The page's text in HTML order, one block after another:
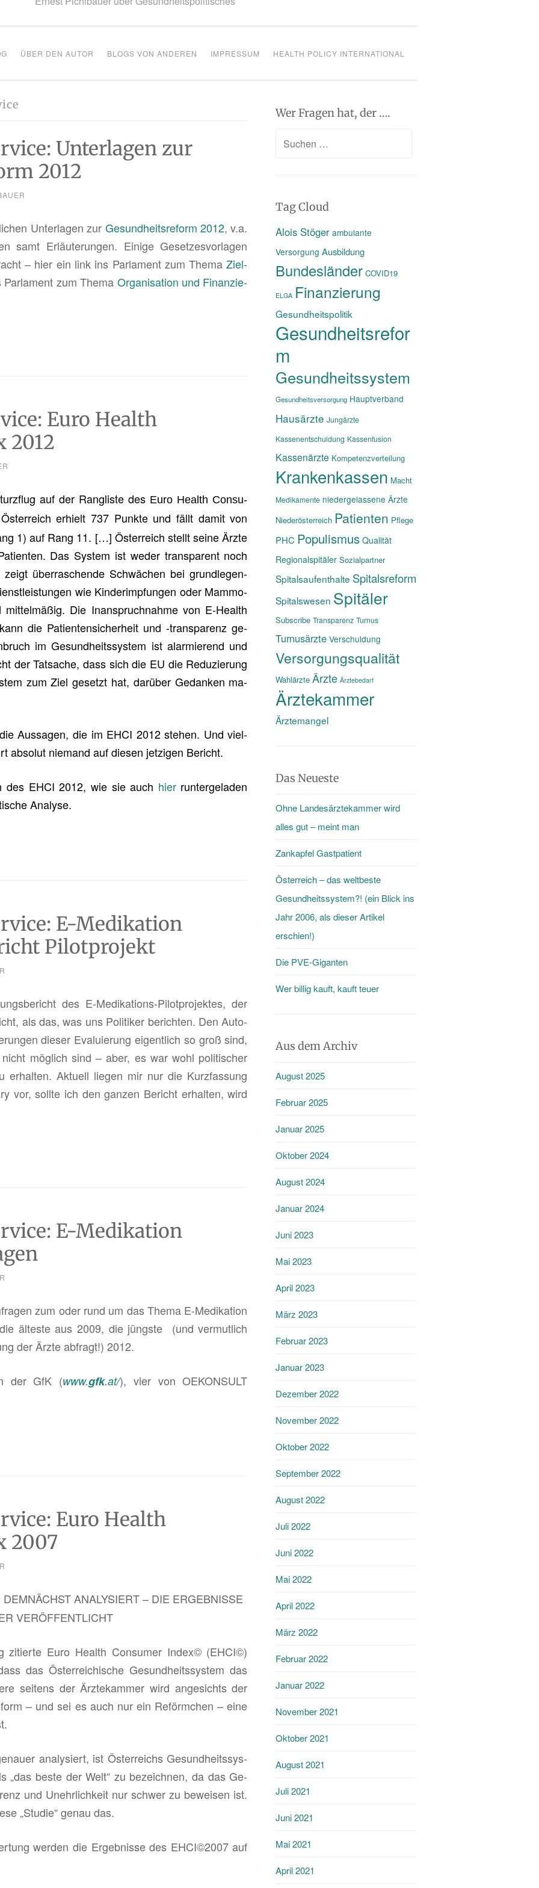
ÜBER DEN AUTOR BLOGS VON ANDEREN IMPRESSUM HEALTH POLICY INTERNATIONAL
Unterlagen zur
2012
Un­ter­la­gen zur Ge­sund­heits­re­form 2012, v.a.
samt Er­läu­te­run­gen. Ei­ni­ge Ge­set­zes­vor­la­gen
– hier ein link ins Par­la­ment zum ThemaZiel­
zum Thema Or­ga­ni­sa­ti­on und Fi­nan­zie­
Euro Health
2012
auf der Rang­lis­te des Euro Health Con­su­
er­hielt 737 Punk­te und fällt damit von
1) auf Rang 11. […] Ös­ter­reich stellt seine Ärzte
Das Sys­tem ist weder trans­pa­rent noch
zeigt über­ra­schen­de Schwä­chen bei grund­le­gen­
wie Kin­derimp­fun­gen oder Mam­mo­
Die In­an­spruch­nah­me von E-Health
die Pa­ti­en­ten­si­cher­heit und -trans­pa­renz ge­
im Ge­sund­heits­sys­tem ist alar­mie­rend und
der Tat­sa­che, dass sich die EU die Re­du­zie­rung
zum Ziel ge­setzt hat, dar­über Ge­dan­ken ma­
Aus­sa­gen, die im EHCI 2012 ste­hen. Und viel­
ab­so­lut nie­mand auf die­sen jet­zi­gen Be­richt.
des EHCI 2012, wie sie auch hier run­ter­ge­la­den
Ana­ly­se.
E-Medikation
Pilotprojekt
des E-Me­di­ka­ti­ons-Pi­lot­pro­jek­tes, der
als das, was uns Po­li­ti­ker be­rich­ten. Den Au­to­
die­ser Eva­lu­ie­rung ei­gent­lich so groß sind,
mög­lich sind – aber, es war wohl po­li­ti­scher
er­hal­ten. Ak­tu­ell lie­gen mir nur die Kurz­fas­sung
vor, soll­te ich den gan­zen Be­richt er­hal­ten, wird
E-Medikation
zum oder rund um das Thema E-Me­di­ka­ti­on
äl­tes­te aus 2009, die jüngs­te (und ver­mut­lich
der Ärzte ab­fragt!) 2012.
der GfK (www.gfk.at/), vier von OEKON­SULT
Euro Health
2007
ANA­LY­SIERT – DIE ER­GEB­NIS­SE
VER­ÖF­FENT­LICHT
zi­tier­te Euro Health Con­su­mer Index© (EHCI©)
das Ös­ter­rei­chi­sche Ge­sund­heits­sys­tem das
sei­tens der Ärz­te­kam­mer wird an­ge­sichts der
– und sei es auch nur ein Re­förm­chen – eine
ana­ly­siert, ist Ös­ter­reichs Ge­sund­heits­sys­
„das beste der Welt“ zu be­zeich­nen, da das Ge­
und Un­ehr­lich­keit nur schwer zu be­wei­sen ist.
„Stu­die“ genau das.
wer­den die Er­geb­nis­se des EHCI©2007 auf
Wer Fragen hat, der ….
Suchen
Tag Cloud
Alois Stöger ambulante
Versorgung Ausbildung
Bundesländer COVID19
ELGA Finanzierung
Gesundheitspolitik
Gesundheitsrefor
m
Gesundheitssystem
Gesundheitsversorgung Hauptverband
Hausärzte Jungärzte
Kassenentschuldung Kassenfusion
Kassenärzte Kompetenzverteilung
Krankenkassen Macht
Medikamente niedergelassene Ärzte
Niederösterreich Patienten Pflege
PHC Populismus Qualität
Regionalspitäler Sozialpartner
Spitalsaufenthalte Spitalsreform
Spitalswesen Spitäler
Subscribe Transparenz Turnus
Turnusärzte Verschuldung
Versorgungsqualität
Wahlärzte Ärzte Ärztebedarf
Ärztekammer
Ärztemangel
Das Neueste
Ohne Landesärztekammer wird
alles gut – meint man
Zankapfel Gastpatient
Österreich – das weltbeste
Gesundheitssystem?! (ein Blick ins
Jahr 2006, als dieser Artikel
erschien!)
Die PVE-Giganten
Wer billig kauft, kauft teuer
Aus dem Archiv
August 2025
Februar 2025
Januar 2025
Oktober 2024
August 2024
Januar 2024
Juni 2023
Mai 2023
April 2023
März 2023
Februar 2023
Januar 2023
Dezember 2022
November 2022
Oktober 2022
September 2022
August 2022
Juli 2022
Juni 2022
Mai 2022
April 2022
März 2022
Februar 2022
Januar 2022
November 2021
Oktober 2021
August 2021
Juli 2021
Juni 2021
Mai 2021
April 2021